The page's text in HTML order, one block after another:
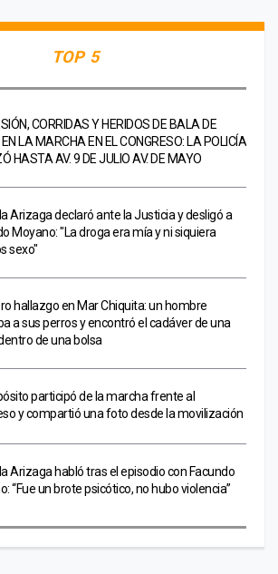
TOP 5
CORRIDAS Y HERIDOS DE BALA DE
LA MARCHA EN EL CONGRESO: LA POLICÍA
HASTA AV. 9 DE JULIO AV. DE MAYO
Arizaga declaró ante la Justicia y desligó a
Moyano: "La droga era mía y ni siquiera
sexo"
hallazgo en Mar Chiquita: un hombre
a sus perros y encontró el cadáver de una
de una bolsa
participó de la marcha frente al
y compartió una foto desde la movilización
Arizaga habló tras el episodio con Facundo
“Fue un brote psicótico, no hubo violencia”